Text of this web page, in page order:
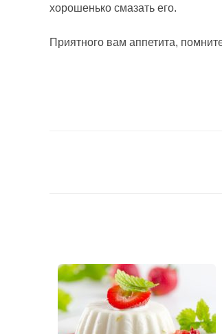
хорошенько смазать его.
Приятного вам аппетита,